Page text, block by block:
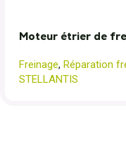
Moteur étrier de
Freinage, Réparation
STELLANTIS